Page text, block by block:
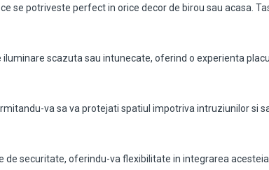
se potriveste perfect in orice decor de birou sau acasa.
scazuta sau intunecate, oferind o experienta
va sa va protejati spatiul impotriva intruziunilor si
securitate, oferindu-va flexibilitate in integrarea